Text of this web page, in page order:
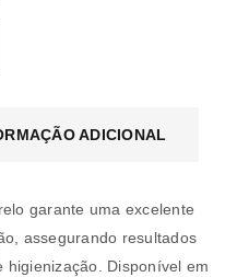
ADICIONAL
garante uma excelente
assegurando resultados
Disponível em